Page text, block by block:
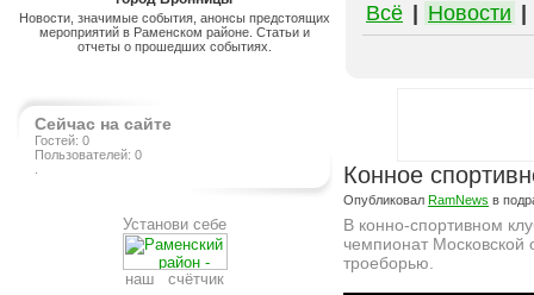
Новости, значимые события, анонсы предстоящих
мероприятий в Раменском районе. Статьи и
отчеты о прошедших событиях.
Сейчас на сайте
Гостей: 0
Пользователей: 0
Установи себе
наш счётчик
Всё Новости
Конное
Опубликовал RamNews в
В конно-спортивном
чемпионат Московской
троеборью.